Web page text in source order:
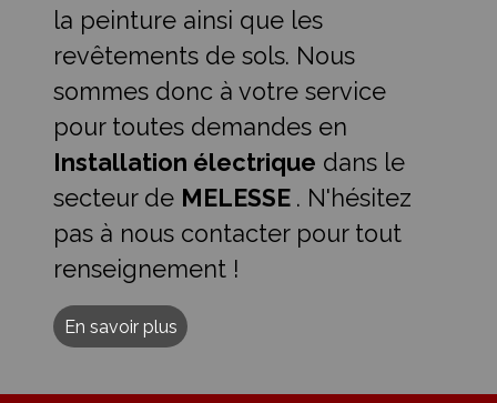
la peinture ainsi que les
revêtements de sols. Nous
sommes donc à votre service
pour toutes demandes en
Installation électrique dans le
secteur de MELESSE . N'hésitez
pas à nous contacter pour tout
renseignement !
En savoir plus